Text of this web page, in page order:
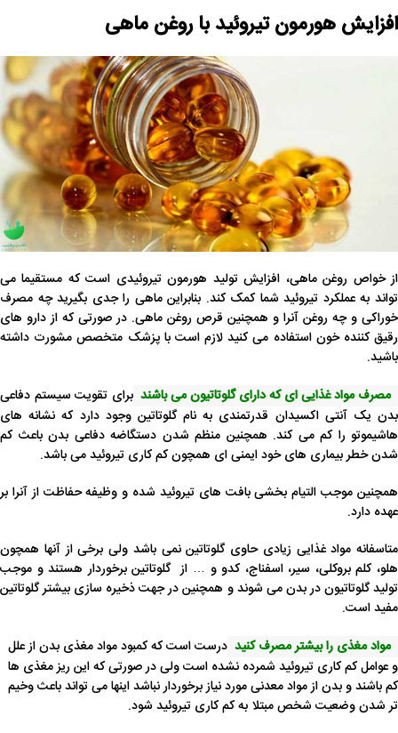
افزایش هورمون تیروئید با روغن ماهی
از خواص روغن ماهی، افزایش تولید هورمون تیروئیدی است که مستقیما می
تواند به عملکرد تیروئید شما کمک کند. بنابراین ماهی را جدی بگیرید چه مصرف
خوراکی و چه روغن آنرا و همچنین قرص روغن ماهی. در صورتی که از دارو های
رقیق کننده خون استفاده می کنید لازم است با پزشک متخصص مشورت داشته
باشید.
مصرف مواد غذایی ای که دارای گلوتاتیون می باشند برای تقویت سیستم دفاعی
بدن یک آنتی اکسیدان قدرتمندی به نام گلوتاتین وجود دارد که نشانه های
هاشیموتو را کم می کند. همچنین منظم شدن دستگاضه دفاعی بدن باعث کم
شدن خطر بیماری های خود ایمنی ای همچون کم کاری تیروئید می باشد.
همچنین موجب التیام بخشی بافت های تیروئید شده و وظیفه حفاظت از آنرا بر
عهده دارد.
متاسفانه مواد غذایی زیادی حاوی گلوتاتین نمی باشد ولی برخی از آنها همچون
هلو، کلم بروکلی، سیر، اسفناج، کدو و … از گلوتاتین برخوردار هستند و موجب
تولید گلوتاتیون در بدن می شوند و همچنین در جهت ذخیره سازی بیشتر گلوتاتین
مفید است.
مواد مغذی را بیشتر مصرف کنید درست است که کمبود مواد مغذی بدن از علل
و عوامل کم کاری تیروئید شمرده نشده است ولی در صورتی که این ریز مغذی ها
کم باشند و بدن از مواد معدنی مورد نیاز برخوردار نباشد اینها می تواند باعث وخیم
تر شدن وضعیت شخص مبتلا به کم کاری تیروئید شود.